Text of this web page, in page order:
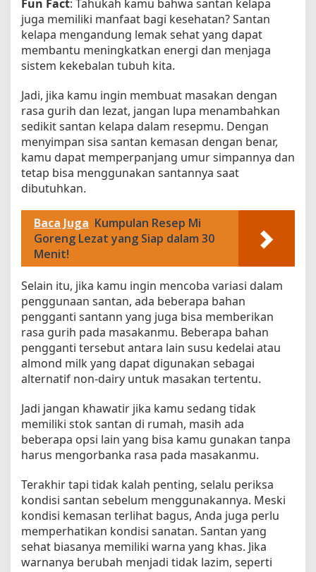
Fun Fact: Tahukah kamu bahwa santan kelapa
juga memiliki manfaat bagi kesehatan? Santan
kelapa mengandung lemak sehat yang dapat
membantu meningkatkan energi dan menjaga
sistem kekebalan tubuh kita.
Jadi, jika kamu ingin membuat masakan dengan
rasa gurih dan lezat, jangan lupa menambahkan
sedikit santan kelapa dalam resepmu. Dengan
menyimpan sisa santan kemasan dengan benar,
kamu dapat memperpanjang umur simpannya dan
tetap bisa menggunakan santannya saat
dibutuhkan.
Baca Juga Kumpulan Resep Mi
Goreng Lezat yang Siap dalam 30
Menit!
Selain itu, jika kamu ingin mencoba variasi dalam
penggunaan santan, ada beberapa bahan
pengganti santann yang juga bisa memberikan
rasa gurih pada masakanmu. Beberapa bahan
pengganti tersebut antara lain susu kedelai atau
almond milk yang dapat digunakan sebagai
alternatif non-dairy untuk masakan tertentu.
Jadi jangan khawatir jika kamu sedang tidak
memiliki stok santan di rumah, masih ada
beberapa opsi lain yang bisa kamu gunakan tanpa
harus mengorbanka rasa pada masakanmu.
Terakhir tapi tidak kalah penting, selalu periksa
kondisi santan sebelum menggunakannya. Meski
kondisi kemasan terlihat bagus, Anda juga perlu
memperhatikan kondisi sanatan. Santan yang
sehat biasanya memiliki warna yang khas. Jika
warnanya berubah menjadi tidak lazim, seperti